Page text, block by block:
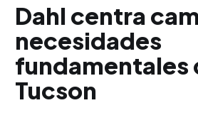
Dahl centra
necesidades
fundamentales
Tucson